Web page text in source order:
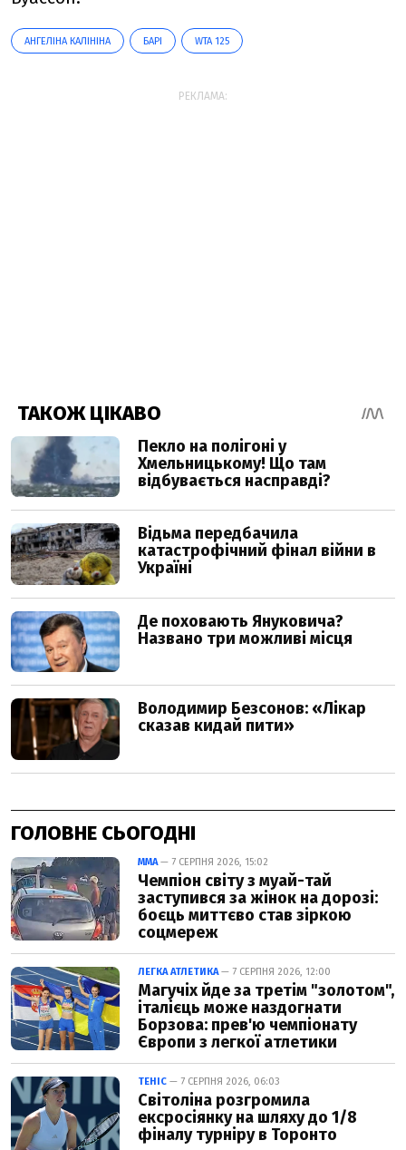
АНГЕЛІНА КАЛІНІНА БАРІ WTA 125
РЕКЛАМА:
ГОЛОВНЕ СЬОГОДНІ
ММА— 7 СЕРПНЯ 2026, 15:02
Чемпіон світу з муай-тай
заступився за жінок на дорозі:
боєць миттєво став зіркою
соцмереж
ЛЕГКА АТЛЕТИКА— 7 СЕРПНЯ 2026, 12:00
Магучіх йде за третім "золотом",
італієць може наздогнати
Борзова: прев'ю чемпіонату
Європи з легкої атлетики
ТЕНІС — 7 СЕРПНЯ 2026, 06:03
Світоліна розгромила
ексросіянку на шляху до 1/8
фіналу турніру в Торонто